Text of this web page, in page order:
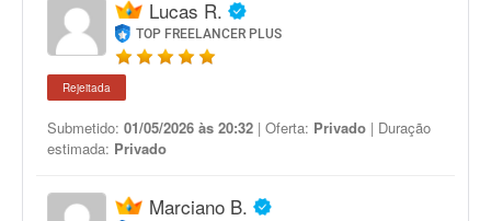
Lucas R.
TOP FREELANCER PLUS
Rejeitada
Submetido: 01/05/2026 às 20:32 | Oferta: Privado | Duração
estimada: Privado
Marciano B.